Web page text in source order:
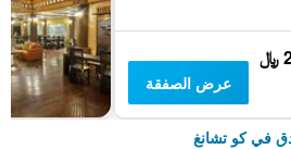
عرض الصفقة
في كو تشانغ